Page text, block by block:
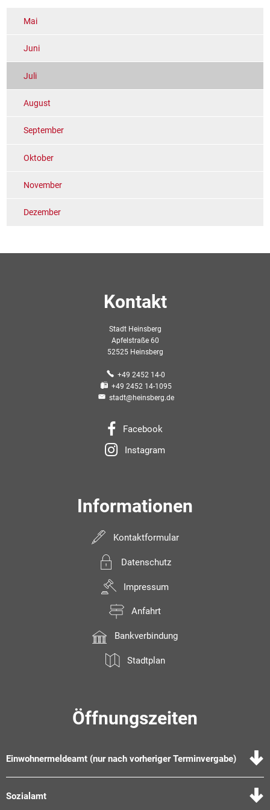
Mai
Juni
Juli
August
September
Oktober
November
Dezember
Kontakt
Stadt Heinsberg
Apfelstraße 60
52525 Heinsberg
+49 2452 14-0
+49 2452 14-1095
stadt@heinsberg.de
Facebook
Instagram
Informationen
Kontaktformular
Datenschutz
Impressum
Anfahrt
Bankverbindung
Stadtplan
Öffnungszeiten
Einwohnermeldeamt (nur nach vorheriger Terminvergabe)
Sozialamt